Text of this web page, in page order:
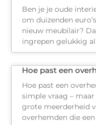
Ben je je oude
om duizenden
nieuw meubilair?
ingrepen gelukkig al
Hoe past een
Hoe past een
simple vraag –
grote meerderheid
overhemden die